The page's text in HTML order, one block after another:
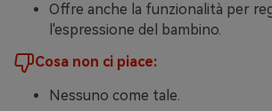
Offre anche la funzionalità per
l'espressione del bambino.
Cosa non ci piace:
Nessuno come tale.